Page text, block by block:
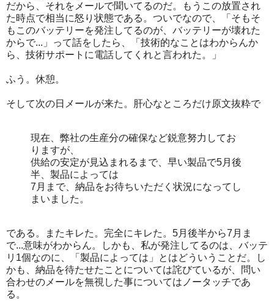
だから、それをメールで聞いてるのだ。もうこの放置され
た時点で相当に怒り状態である。ついでなので、「そもそ
もこのバッテリーを発注してるのが、バッテリーが壊れた
からで...」って話をしたら、「技術的なことはわからんか
ら、技術サポートに電話してくれと言われた。」
ふう。休憩。
そして次の日メールが来た。肝心なところだけ原文抜粋で
現在、弊社の生産分の確保など鋭意努力してお
りますが、
供給の安定が見込まれるまで、早い製品で5月後
半、製品によっては
7月まで、納品をお待ちいただく状況になってし
まいました。
である。またキレた。完全にキレた。5月後半から7月ま
で...意味がわからん。しかも、私が発注してるのは、バッテ
リ1個なのに、「製品によっては」とはどういうことだ。し
かも、納品を待たせたことについては詫びているが、問い
合わせのメールを無視した事についてはノータッチであ
る。